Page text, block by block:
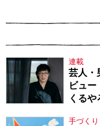
連載
芸人・
ビュー
くる
手づくり